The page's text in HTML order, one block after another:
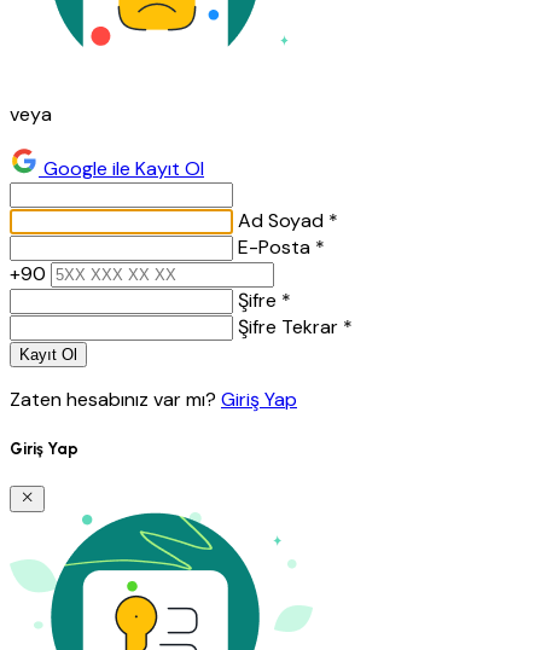
veya
Google ile Kayıt Ol
Ad Soyad *
E-Posta *
+90
Şifre *
Şifre Tekrar *
Kayıt Ol
Zaten hesabınız var mı? Giriş Yap
Giriş Yap